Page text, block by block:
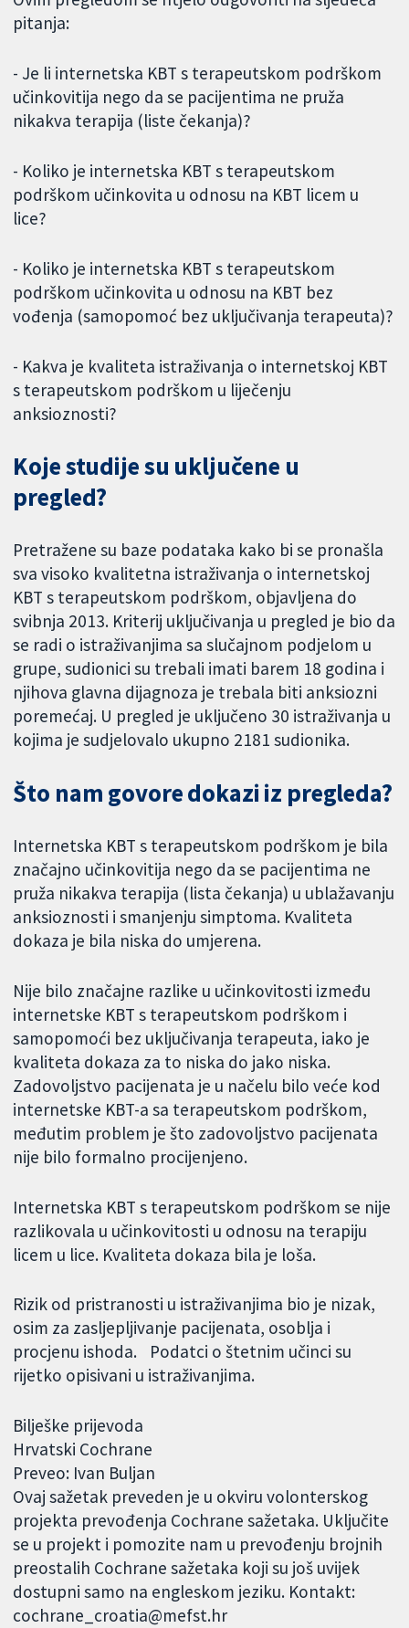
pitanja:
- Je li internetska KBT s terapeutskom podrškom
učinkovitija nego da se pacijentima ne pruža
nikakva terapija (liste čekanja)?
- Koliko je internetska KBT s terapeutskom
podrškom učinkovita u odnosu na KBT licem u
lice?
- Koliko je internetska KBT s terapeutskom
podrškom učinkovita u odnosu na KBT bez
vođenja (samopomoć bez uključivanja terapeuta)?
- Kakva je kvaliteta istraživanja o internetskoj KBT
s terapeutskom podrškom u liječenju
anksioznosti?
Koje studije su uključene u
pregled?
Pretražene su baze podataka kako bi se pronašla
sva visoko kvalitetna istraživanja o internetskoj
KBT s terapeutskom podrškom, objavljena do
svibnja 2013. Kriterij uključivanja u pregled je bio da
se radi o istraživanjima sa slučajnom podjelom u
grupe, sudionici su trebali imati barem 18 godina i
njihova glavna dijagnoza je trebala biti anksiozni
poremećaj. U pregled je uključeno 30 istraživanja u
kojima je sudjelovalo ukupno 2181 sudionika.
Što nam govore dokazi iz pregleda?
Internetska KBT s terapeutskom podrškom je bila
značajno učinkovitija nego da se pacijentima ne
pruža nikakva terapija (lista čekanja) u ublažavanju
anksioznosti i smanjenju simptoma. Kvaliteta
dokaza je bila niska do umjerena.
Nije bilo značajne razlike u učinkovitosti između
internetske KBT s terapeutskom podrškom i
samopomoći bez uključivanja terapeuta, iako je
kvaliteta dokaza za to niska do jako niska.
Zadovoljstvo pacijenata je u načelu bilo veće kod
internetske KBT-a sa terapeutskom podrškom,
međutim problem je što zadovoljstvo pacijenata
nije bilo formalno procijenjeno.
Internetska KBT s terapeutskom podrškom se nije
razlikovala u učinkovitosti u odnosu na terapiju
licem u lice. Kvaliteta dokaza bila je loša.
Rizik od pristranosti u istraživanjima bio je nizak,
osim za zasljepljivanje pacijenata, osoblja i
procjenu ishoda. Podatci o štetnim učinci su
rijetko opisivani u istraživanjima.
Bilješke prijevoda
Hrvatski Cochrane
Preveo: Ivan Buljan
Ovaj sažetak preveden je u okviru volonterskog
projekta prevođenja Cochrane sažetaka. Uključite
se u projekt i pomozite nam u prevođenju brojnih
preostalih Cochrane sažetaka koji su još uvijek
dostupni samo na engleskom jeziku. Kontakt:
cochrane_croatia@mefst.hr